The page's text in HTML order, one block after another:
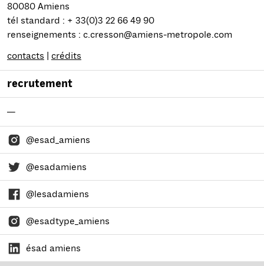
80080 Amiens
tél standard : + 33(0)3 22 66 49 90
renseignements : c.cresson@amiens-metropole.com
contacts
crédits
recrutement
—
@esad_amiens
@esadamiens
@lesadamiens
@esadtype_amiens
ésad amiens